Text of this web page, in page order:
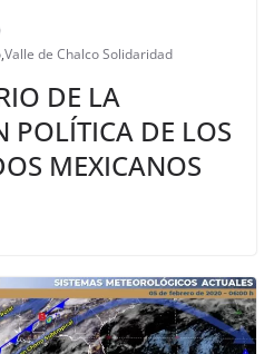
,Valle de Chalco Solidaridad
DE LA
POLÍTICA DE LOS
MEXICANOS